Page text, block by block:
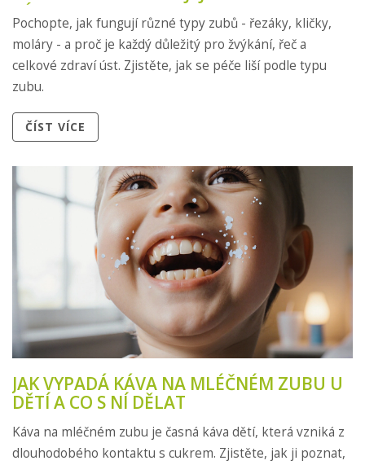
VÝVOJI
Pochopte, jak fungují různé typy zubů - řezáky, kličky,
moláry - a proč je každý důležitý pro žvýkání, řeč a
celkové zdraví úst. Zjistěte, jak se péče liší podle typu
zubu.
ČÍST VÍCE
JAK VYPADÁ KÁVA NA MLÉČNÉM ZUBU U
DĚTÍ A CO S NÍ DĚLAT
Káva na mléčném zubu je časná káva dětí, která vzniká z
dlouhodobého kontaktu s cukrem. Zjistěte, jak ji poznat,